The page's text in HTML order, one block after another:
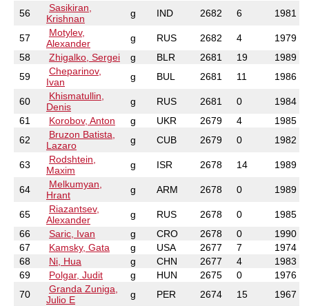
56
Sasikiran,
Krishnan
g IND 2682 6 1981
57
Motylev,
Alexander
g RUS 2682 4
1979
58
Zhigalko, Sergei g BLR 2681 19
1989
59
Cheparinov,
Ivan
g BUL 2681 11 1986
60
Khismatullin,
Denis
g RUS 2681 0
1984
61
Korobov, Anton g UKR 2679 4
1985
62
Bruzon Batista,
Lazaro
g CUB 2679 0 1982
63
Rodshtein,
Maxim
g ISR 2678 14 1989
64
Melkumyan,
Hrant
g ARM 2678 0 1989
65
Riazantsev,
Alexander
g RUS 2678 0
1985
66
Saric, Ivan g CRO 2678 0
1990
67
Kamsky, Gata g USA 2677 7
1974
68
Ni, Hua g CHN 2677 4
1983
69
Polgar, Judit g HUN 2675 0
1976
70
Granda Zuniga,
Julio E
g PER 2674 15
1967